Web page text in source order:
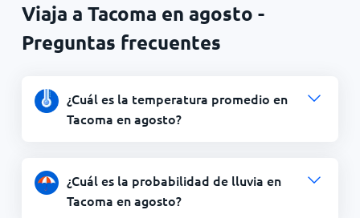
Viaja a Tacoma en agosto -
Preguntas frecuentes
¿Cuál es la temperatura promedio en
Tacoma en agosto?
¿Cuál es la probabilidad de lluvia en
Tacoma en agosto?